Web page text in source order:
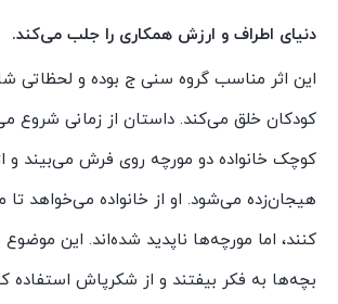
شهرام
شفیعی
انتشارات
شرق
عدد
دنیای اطراف و ارزش همکاری را جلب می‌کند.
این اثر مناسب گروه سنی ج بوده و لحظاتی
کودکان خلق می‌کند. داستان از زمانی شروع
کوچک خانواده دو مورچه روی فرش می‌بیند و
هیجان‌زده می‌شود. او از خانواده می‌خواهد تا
کنند، اما مورچه‌ها ناپدید شده‌اند. این
بچه‌ها به فکر بیفتند و از شکرپاش استفاده